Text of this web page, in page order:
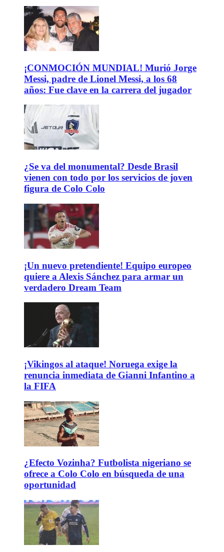
¡CONMOCIÓN MUNDIAL! Murió Jorge
Messi, padre de Lionel Messi, a los 68
años: Fue clave en la carrera del jugador
¿Se va del monumental? Desde Brasil
vienen con todo por los servicios de joven
figura de Colo Colo
¡Un nuevo pretendiente! Equipo europeo
quiere a Alexis Sánchez para armar un
verdadero Dream Team
¡Vikingos al ataque! Noruega exige la
renuncia inmediata de Gianni Infantino a
la FIFA
¿Efecto Vozinha? Futbolista nigeriano se
ofrece a Colo Colo en búsqueda de una
oportunidad